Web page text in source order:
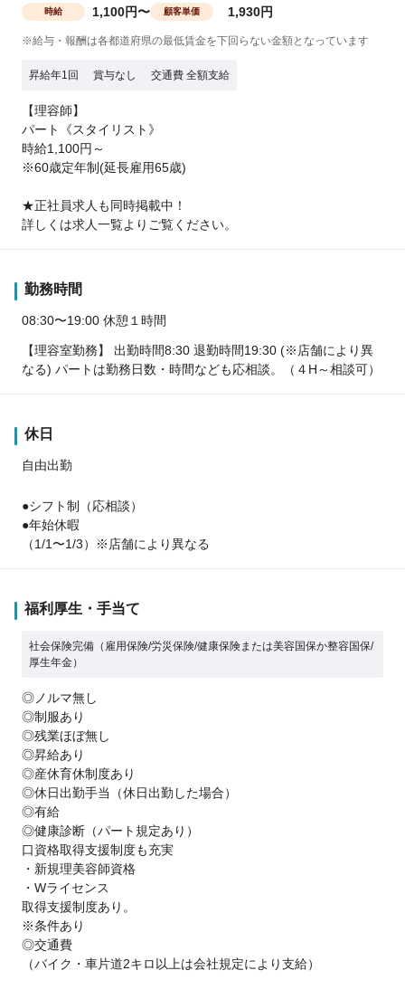
時給 1,100円〜 顧客単価 1,930円
※給与・報酬は各都道府県の最低賃金を下回らない金額となっています
昇給年1回 賞与なし 交通費 全額支給
【理容師】
パート《スタイリスト》
時給1,100円～
※60歳定年制(延長雇用65歳)
★正社員求人も同時掲載中！
詳しくは求人一覧よりご覧ください。
勤務時間
08:30〜19:00 休憩１時間
【理容室勤務】 出勤時間8:30 退勤時間19:30 (※店舗により異
なる) パートは勤務日数・時間なども応相談。（４H～相談可）
休日
自由出勤
●シフト制（応相談）
●年始休暇
（1/1〜1/3）※店舗により異なる
福利厚生・手当て
社会保険完備（雇用保険/労災保険/健康保険または美容国保か整容国保/
厚生年金）
◎ノルマ無し
◎制服あり
◎残業ほぼ無し
◎昇給あり
◎産休育休制度あり
◎休日出勤手当（休日出勤した場合）
◎有給
◎健康診断（パート規定あり）
口資格取得支援制度も充実
・新規理美容師資格
・Wライセンス
取得支援制度あり。
※条件あり
◎交通費
（バイク・車片道2キロ以上は会社規定により支給）